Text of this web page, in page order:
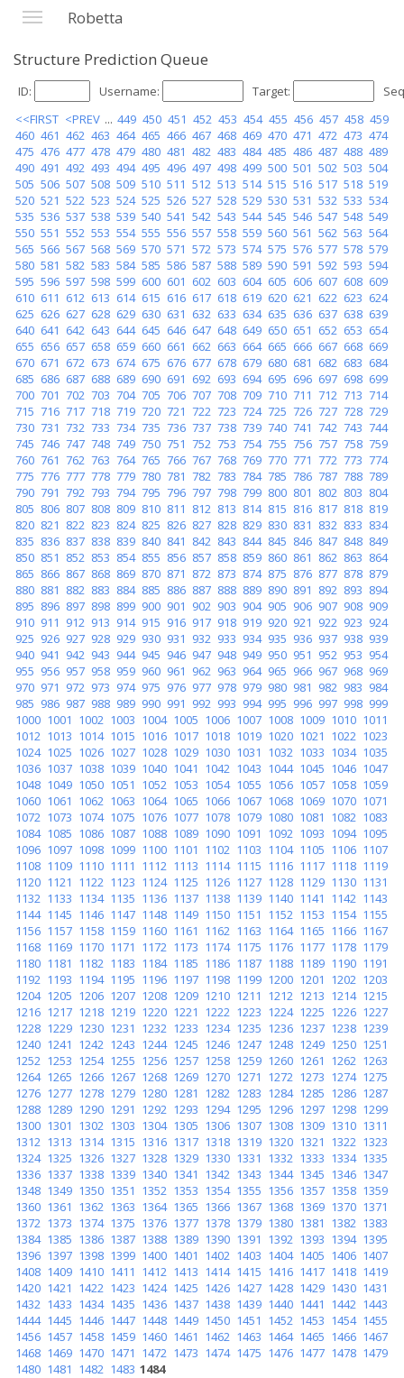
Robetta
Structure Prediction Queue
ID: Username: Target:
<<FIRST <PREV ... 449 450 451 452 453 454 455 456 457 458 459
460 461 462 463 464 465 466 467 468 469 470 471 472 473 474
475 476 477 478 479 480 481 482 483 484 485 486 487 488 489
490 491 492 493 494 495 496 497 498 499 500 501 502 503 504
505 506 507 508 509 510 511 512 513 514 515 516 517 518 519
520 521 522 523 524 525 526 527 528 529 530 531 532 533 534
535 536 537 538 539 540 541 542 543 544 545 546 547 548 549
550 551 552 553 554 555 556 557 558 559 560 561 562 563 564
565 566 567 568 569 570 571 572 573 574 575 576 577 578 579
580 581 582 583 584 585 586 587 588 589 590 591 592 593 594
595 596 597 598 599 600 601 602 603 604 605 606 607 608 609
610 611 612 613 614 615 616 617 618 619 620 621 622 623 624
625 626 627 628 629 630 631 632 633 634 635 636 637 638 639
640 641 642 643 644 645 646 647 648 649 650 651 652 653 654
655 656 657 658 659 660 661 662 663 664 665 666 667 668 669
670 671 672 673 674 675 676 677 678 679 680 681 682 683 684
685 686 687 688 689 690 691 692 693 694 695 696 697 698 699
700 701 702 703 704 705 706 707 708 709 710 711 712 713 714
715 716 717 718 719 720 721 722 723 724 725 726 727 728 729
730 731 732 733 734 735 736 737 738 739 740 741 742 743 744
745 746 747 748 749 750 751 752 753 754 755 756 757 758 759
760 761 762 763 764 765 766 767 768 769 770 771 772 773 774
775 776 777 778 779 780 781 782 783 784 785 786 787 788 789
790 791 792 793 794 795 796 797 798 799 800 801 802 803 804
805 806 807 808 809 810 811 812 813 814 815 816 817 818 819
820 821 822 823 824 825 826 827 828 829 830 831 832 833 834
835 836 837 838 839 840 841 842 843 844 845 846 847 848 849
850 851 852 853 854 855 856 857 858 859 860 861 862 863 864
865 866 867 868 869 870 871 872 873 874 875 876 877 878 879
880 881 882 883 884 885 886 887 888 889 890 891 892 893 894
895 896 897 898 899 900 901 902 903 904 905 906 907 908 909
910 911 912 913 914 915 916 917 918 919 920 921 922 923 924
925 926 927 928 929 930 931 932 933 934 935 936 937 938 939
940 941 942 943 944 945 946 947 948 949 950 951 952 953 954
955 956 957 958 959 960 961 962 963 964 965 966 967 968 969
970 971 972 973 974 975 976 977 978 979 980 981 982 983 984
985 986 987 988 989 990 991 992 993 994 995 996 997 998 999
1000 1001 1002 1003 1004 1005 1006 1007 1008 1009 1010 1011
1012 1013 1014 1015 1016 1017 1018 1019 1020 1021 1022 1023
1024 1025 1026 1027 1028 1029 1030 1031 1032 1033 1034 1035
1036 1037 1038 1039 1040 1041 1042 1043 1044 1045 1046 1047
1048 1049 1050 1051 1052 1053 1054 1055 1056 1057 1058 1059
1060 1061 1062 1063 1064 1065 1066 1067 1068 1069 1070 1071
1072 1073 1074 1075 1076 1077 1078 1079 1080 1081 1082 1083
1084 1085 1086 1087 1088 1089 1090 1091 1092 1093 1094 1095
1096 1097 1098 1099 1100 1101 1102 1103 1104 1105 1106 1107
1108 1109 1110 1111 1112 1113 1114 1115 1116 1117 1118 1119
1120 1121 1122 1123 1124 1125 1126 1127 1128 1129 1130 1131
1132 1133 1134 1135 1136 1137 1138 1139 1140 1141 1142 1143
1144 1145 1146 1147 1148 1149 1150 1151 1152 1153 1154 1155
1156 1157 1158 1159 1160 1161 1162 1163 1164 1165 1166 1167
1168 1169 1170 1171 1172 1173 1174 1175 1176 1177 1178 1179
1180 1181 1182 1183 1184 1185 1186 1187 1188 1189 1190 1191
1192 1193 1194 1195 1196 1197 1198 1199 1200 1201 1202 1203
1204 1205 1206 1207 1208 1209 1210 1211 1212 1213 1214 1215
1216 1217 1218 1219 1220 1221 1222 1223 1224 1225 1226 1227
1228 1229 1230 1231 1232 1233 1234 1235 1236 1237 1238 1239
1240 1241 1242 1243 1244 1245 1246 1247 1248 1249 1250 1251
1252 1253 1254 1255 1256 1257 1258 1259 1260 1261 1262 1263
1264 1265 1266 1267 1268 1269 1270 1271 1272 1273 1274 1275
1276 1277 1278 1279 1280 1281 1282 1283 1284 1285 1286 1287
1288 1289 1290 1291 1292 1293 1294 1295 1296 1297 1298 1299
1300 1301 1302 1303 1304 1305 1306 1307 1308 1309 1310 1311
1312 1313 1314 1315 1316 1317 1318 1319 1320 1321 1322 1323
1324 1325 1326 1327 1328 1329 1330 1331 1332 1333 1334 1335
1336 1337 1338 1339 1340 1341 1342 1343 1344 1345 1346 1347
1348 1349 1350 1351 1352 1353 1354 1355 1356 1357 1358 1359
1360 1361 1362 1363 1364 1365 1366 1367 1368 1369 1370 1371
1372 1373 1374 1375 1376 1377 1378 1379 1380 1381 1382 1383
1384 1385 1386 1387 1388 1389 1390 1391 1392 1393 1394 1395
1396 1397 1398 1399 1400 1401 1402 1403 1404 1405 1406 1407
1408 1409 1410 1411 1412 1413 1414 1415 1416 1417 1418 1419
1420 1421 1422 1423 1424 1425 1426 1427 1428 1429 1430 1431
1432 1433 1434 1435 1436 1437 1438 1439 1440 1441 1442 1443
1444 1445 1446 1447 1448 1449 1450 1451 1452 1453 1454 1455
1456 1457 1458 1459 1460 1461 1462 1463 1464 1465 1466 1467
1468 1469 1470 1471 1472 1473 1474 1475 1476 1477 1478 1479
1480 1481 1482 1483 1484